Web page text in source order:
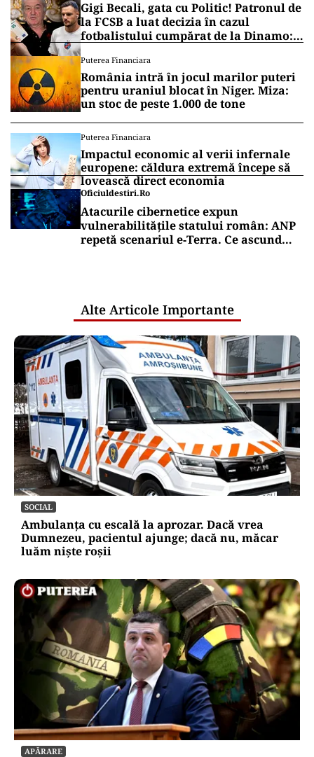
Gigi Becali, gata cu Politic! Patronul de
la FCSB a luat decizia în cazul
fotbalistului cumpărat de la Dinamo:
Puterea Financiara
România intră în jocul marilor puteri
pentru uraniul blocat în Niger. Miza:
un stoc de peste 1.000 de tone
Puterea Financiara
Impactul economic al verii infernale
europene: căldura extremă începe să
lovească direct economia
Oficiuldestiri.ro
Atacurile cibernetice expun
vulnerabilitățile statului român: ANP
repetă scenariul e‑Terra. Ce ascund
Alte Articole Importante
SOCIAL
Ambulanța cu escală la aprozar. Dacă vrea
Dumnezeu, pacientul ajunge; dacă nu, măcar
luăm niște roșii
APĂRARE